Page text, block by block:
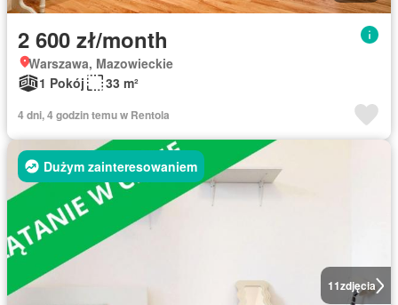
2 600 zł/month
Warszawa, Mazowieckie
1 Pokój
33 m²
4 dni, 4 godzin temu w Rentola
11zdjęcia
Dużym zainteresowaniem